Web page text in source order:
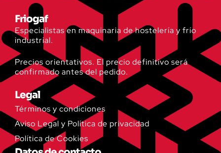
Friogaf
Especialistas en maquinaria de hostelería y frío
industrial.
Precios orientativos. El precio definitivo será
confirmado antes del pedido.
Legal
Términos y condiciones
Aviso Legal y Política de privacidad
Política de Cookies